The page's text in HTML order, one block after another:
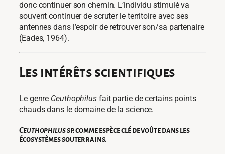
donc continuer son chemin. L’individu stimulé va
souvent continuer de scruter le territoire avec ses
antennes dans l’espoir de retrouver son/sa partenaire
(Eades, 1964).
Les intérêts scientifiques
Le genre Ceuthophilusfait partie de certains points
chauds dans le domaine de la science.
Ceuthophilussp.comme espèce clé de voûte dans les
écosystèmes souterrains.